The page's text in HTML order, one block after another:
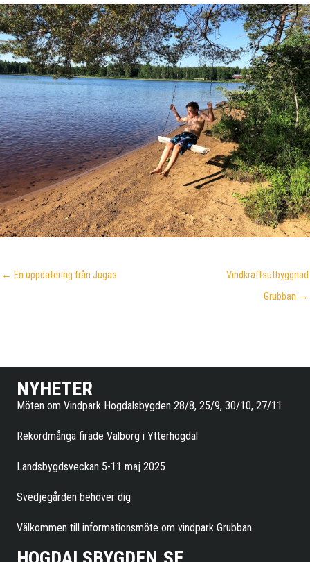
← En uppdatering från Jugas
Vindkraftsutbyggnad
Grubban →
NYHETER
Möten om Vindpark Hogdalsbygden 28/8, 25/9, 30/10, 27/11
Rekordmånga firade Valborg i Ytterhogdal
Landsbygdsveckan 5-11 maj 2025
Svedjegården behöver dig
Välkommen till informationsmöte om vindpark Grubban